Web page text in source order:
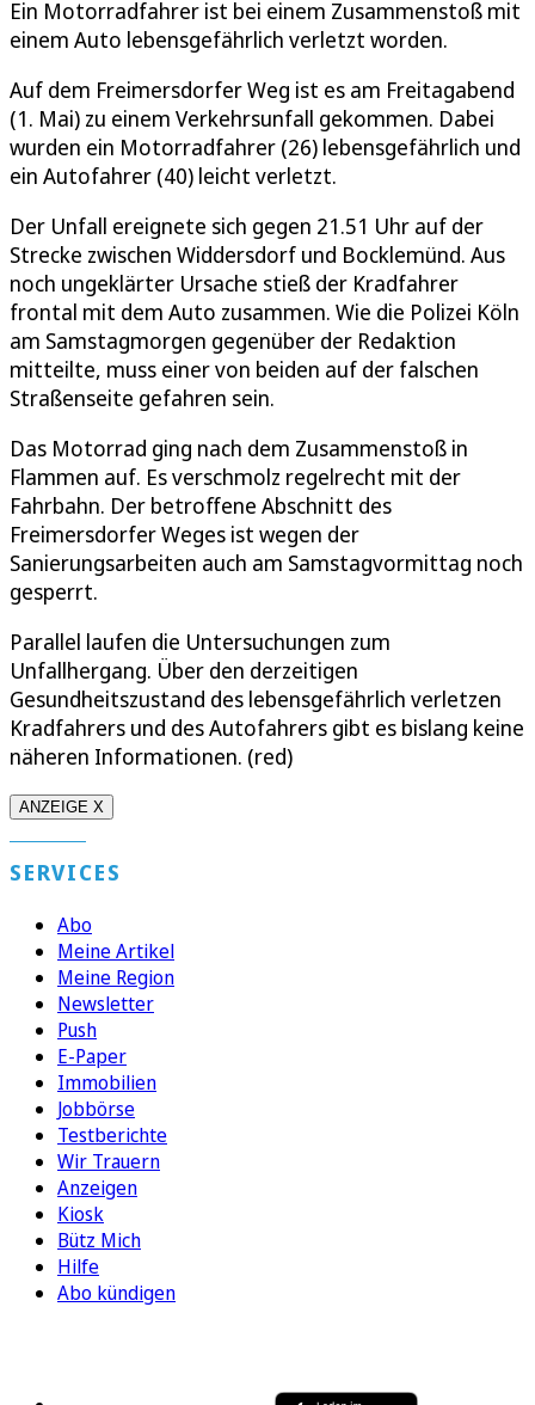
Ein Motorradfahrer ist bei einem Zusammenstoß mit
einem Auto lebensgefährlich verletzt worden.
Auf dem Freimersdorfer Weg ist es am Freitagabend
(1. Mai) zu einem Verkehrsunfall gekommen. Dabei
wurden ein Motorradfahrer (26) lebensgefährlich und
ein Autofahrer (40) leicht verletzt.
Der Unfall ereignete sich gegen 21.51 Uhr auf der
Strecke zwischen Widdersdorf und Bocklemünd. Aus
noch ungeklärter Ursache stieß der Kradfahrer
frontal mit dem Auto zusammen. Wie die Polizei Köln
am Samstagmorgen gegenüber der Redaktion
mitteilte, muss einer von beiden auf der falschen
Straßenseite gefahren sein.
Das Motorrad ging nach dem Zusammenstoß in
Flammen auf. Es verschmolz regelrecht mit der
Fahrbahn. Der betroffene Abschnitt des
Freimersdorfer Weges ist wegen der
Sanierungsarbeiten auch am Samstagvormittag noch
gesperrt.
Parallel laufen die Untersuchungen zum
Unfallhergang. Über den derzeitigen
Gesundheitszustand des lebensgefährlich verletzen
Kradfahrers und des Autofahrers gibt es bislang keine
näheren Informationen. (red)
ANZEIGE X
SERVICES
Abo
Meine Artikel
Meine Region
Newsletter
Push
E-Paper
Immobilien
Jobbörse
Testberichte
Wir Trauern
Anzeigen
Kiosk
Bütz Mich
Hilfe
Abo kündigen